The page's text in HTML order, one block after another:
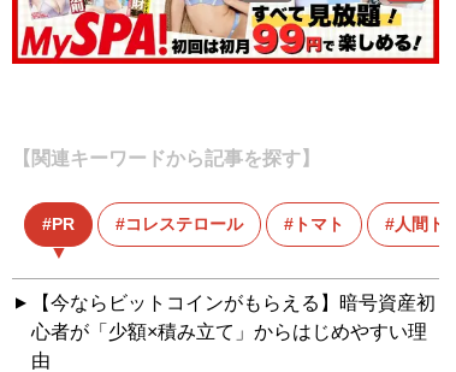
【関連キーワードから記事を探す】
PR コレステロール トマト 人間ド
【今ならビットコインがもらえる】暗号資産初
心者が「少額×積み立て」からはじめやすい理
由